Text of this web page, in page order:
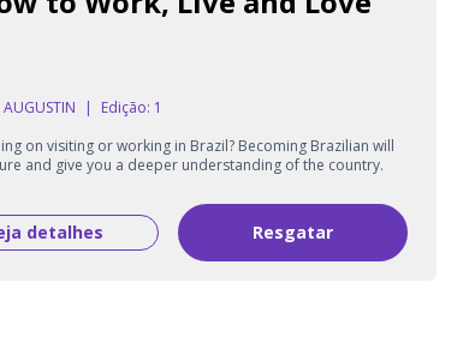
|
Edição: 1
on visiting or working in Brazil? Becoming Brazilian will
and give you a deeper understanding of the country.
detalhes Resgatar